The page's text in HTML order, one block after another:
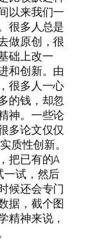
以来我们一
很多人总是
做原创，很
础上改一
和创新。由
很多人一心
的钱，却忽
神。一些论
多论文仅仅
质性创新。
把已有的A
一试，然后
候还会专门
据，截个图
精神来说，